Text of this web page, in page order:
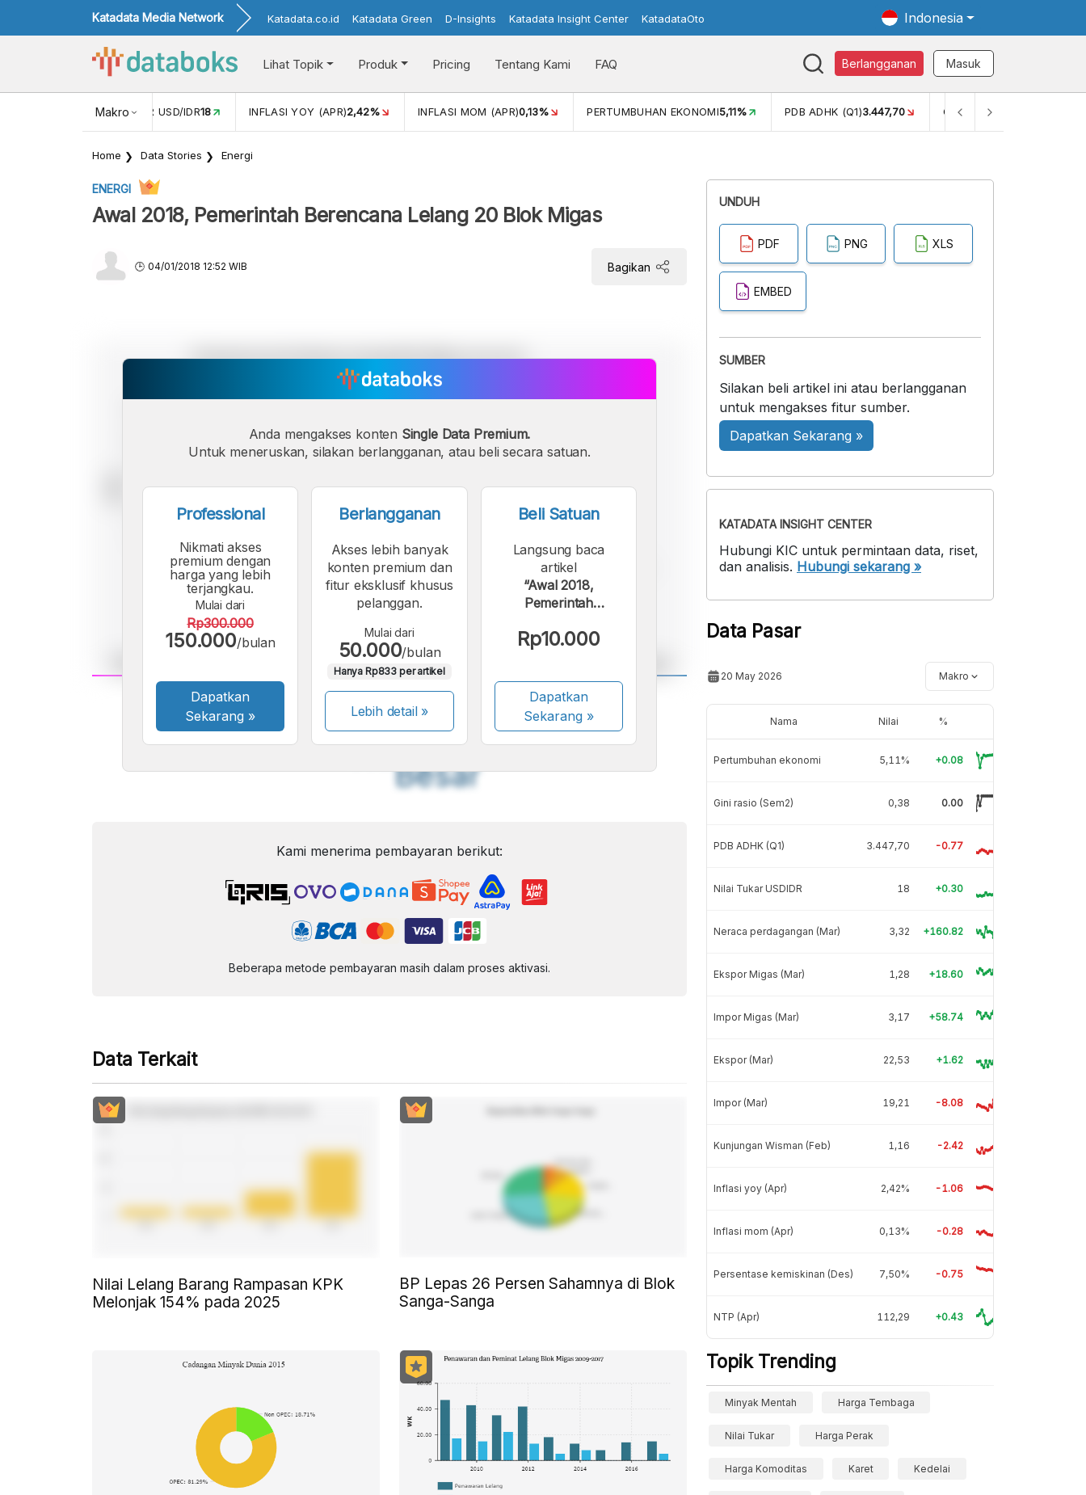
Katadata Media Network Katadata.co.id Katadata Green D-Insights Katadata Insight Center KatadataOto Indonesia
Lihat Topik Produk Pricing Tentang Kami FAQ Berlangganan Masuk
Makro
NILAI TUKAR USD/IDR18 INFLASI YOY (APR)2,42% INFLASI MOM (APR)0,13% PERTUMBUHAN EKONOMI5,11% PDB ADHK (Q1)3.447,70 GINI RASIO (SEM2)
Home Data Stories Energi
ENERGI
Awal 2018, Pemerintah Berencana Lelang 20 Blok Migas
04/01/2018 12:52 WIB Bagikan
FontFontFont
Besar
Anda mengakses konten Single Data Premium.
Untuk meneruskan, silakan berlangganan, atau beli secara satuan.
Professional
Nikmati akses
premium dengan
harga yang lebih
terjangkau.
Mulai dari
Rp300.000
150.000/bulan
Dapatkan
Sekarang »
Berlangganan
Akses lebih banyak
konten premium dan
fitur eksklusif khusus
pelanggan.
Mulai dari
50.000/bulan
Hanya Rp833 per artikel
Lebih detail »
Beli Satuan
Langsung baca
artikel
“Awal 2018,
Pemerintah
Blok Migas”.
Rp10.000
Dapatkan
Sekarang»
Kami menerima pembayaran berikut:
Beberapa metode pembayaran masih dalam proses aktivasi.
Data Terkait
Nilai Lelang Barang Rampasan KPK
Melonjak 154% pada 2025
BP Lepas 26 Persen Sahamnya di Blok
Sanga-Sanga
UNDUH
PDF PNG XLS
EMBED
SUMBER
Silakan beli artikel ini atau berlangganan
untuk mengakses fitur sumber.
Dapatkan Sekarang »
KATADATA INSIGHT CENTER
Hubungi KIC untuk permintaan data, riset,
dan analisis. Hubungi sekarang »
Data Pasar
20 May 2026 Makro
Nama Nilai %
Pertumbuhan ekonomi 5,11% +0.08
Gini rasio (Sem2) 0,38 0.00
PDB ADHK (Q1) 3.447,70 -0.77
Nilai Tukar USDIDR 18 +0.30
Neraca perdagangan (Mar) 3,32 +160.82
Ekspor Migas (Mar) 1,28 +18.60
Impor Migas (Mar) 3,17 +58.74
Ekspor (Mar) 22,53 +1.62
Impor (Mar) 19,21 -8.08
Kunjungan Wisman (Feb) 1,16 -2.42
Inflasi yoy (Apr) 2,42% -1.06
Inflasi mom (Apr) 0,13% -0.28
Persentase kemiskinan (Des) 7,50% -0.75
NTP (Apr) 112,29 +0.43
Topik Trending
Minyak Mentah Harga Tembaga
Nilai Tukar Harga Perak
Harga Komoditas Karet Kedelai